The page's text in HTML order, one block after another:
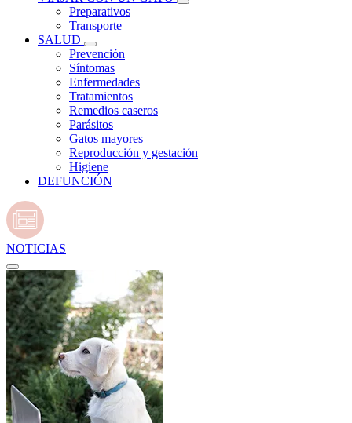
Preparativos
Transporte
SALUD
Prevención
Síntomas
Enfermedades
Tratamientos
Remedios caseros
Parásitos
Gatos mayores
Reproducción y gestación
Higiene
DEFUNCIÓN
NOTICIAS